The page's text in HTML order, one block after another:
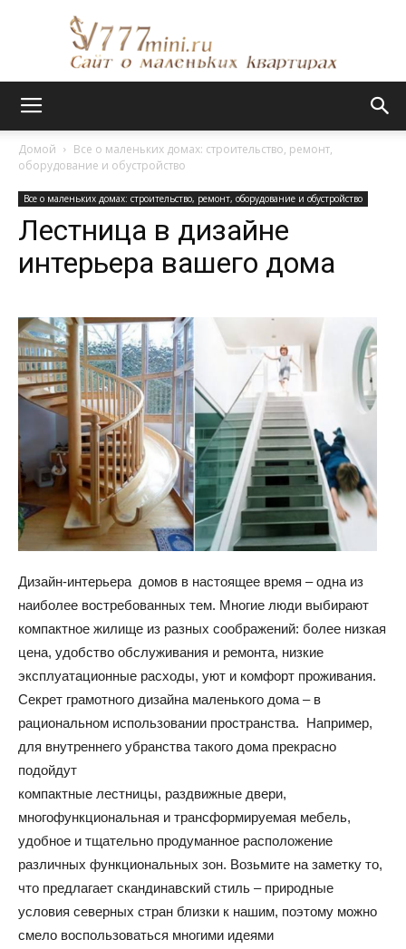
о
маленьких
квартирах
и
домах:
интерьеры,
фото,
и
Домой
Все о маленьких домах: строительство, ремонт,
оборудование и обустройство
Все о маленьких домах: строительство, ремонт, оборудование и обустройство
Лестница в дизайне
интерьера вашего дома
Дизайн-интерьера домов в настоящее время – одна из
наиболее востребованных тем. Многие люди выбирают
компактное жилище из разных соображений: более низкая
цена, удобство обслуживания и ремонта, низкие
эксплуатационные расходы, уют и комфорт проживания.
Секрет грамотного дизайна маленького дома – в
рациональном использовании пространства. Например,
для внутреннего убранства такого дома прекрасно
подойдут
компактные лестницы, раздвижные двери,
многофункциональная и трансформируемая мебель,
удобное и тщательно продуманное расположение
различных функциональных зон. Возьмите на заметку то,
что предлагает скандинавский стиль – природные
условия северных стран близки к нашим, поэтому можно
смело воспользоваться многими идеями